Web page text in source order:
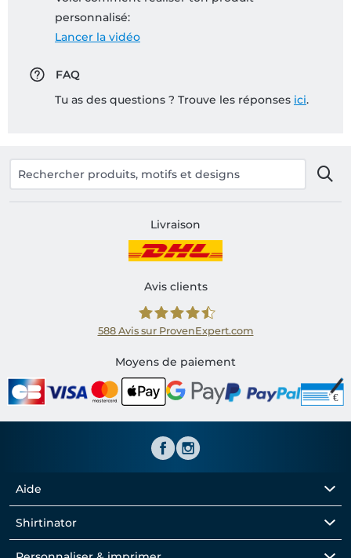
personnalisé:
Lancer la vidéo
FAQ
Tu as des questions ? Trouve les réponses ici.
Livraison
Avis clients
Shirtinator FR
588 Avis sur ProvenExpert.com
Moyens de paiement
Aide
Shirtinator